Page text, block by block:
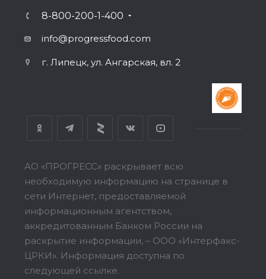
8-800-200-1-400
info@progressfood.com
г. Липецк, ул. Ангарская, вл. 2
АО «ПРОГРЕСС» раскрывает всю
необходимую информацию на странице в
сети Интернет, предоставляемой
информационным агентством,
аккредитованным Банком России на
раскрытие информации, – ООО «Интерфакс-
ЦРКИ». Информация доступна по
следующей ссылке.